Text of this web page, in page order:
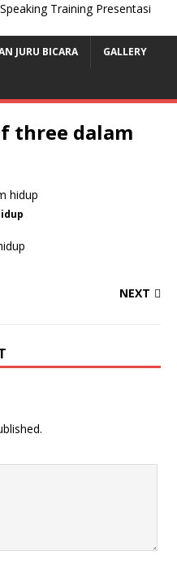
JURU BICARA GALLERY
three dalam
NEXT